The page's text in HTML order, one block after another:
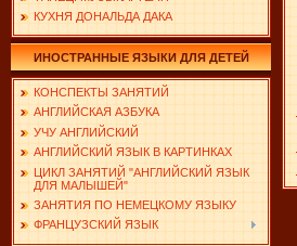
КУХНЯ ДОНАЛЬДА ДАКА
ИНОСТРАННЫЕ ЯЗЫКИ ДЛЯ ДЕТЕЙ
КОНСПЕКТЫ ЗАНЯТИЙ
АНГЛИЙСКАЯ АЗБУКА
УЧУ АНГЛИЙСКИЙ
АНГЛИЙСКИЙ ЯЗЫК В КАРТИНКАХ
ЦИКЛ ЗАНЯТИЙ "АНГЛИЙСКИЙ ЯЗЫК
ДЛЯ МАЛЫШЕЙ"
ЗАНЯТИЯ ПО НЕМЕЦКОМУ ЯЗЫКУ
ФРАНЦУЗСКИЙ ЯЗЫК